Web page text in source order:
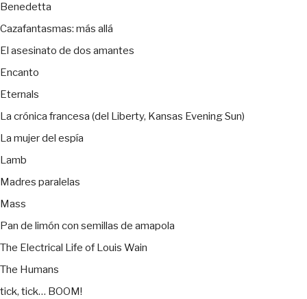
Benedetta
Cazafantasmas: más allá
El asesinato de dos amantes
Encanto
Eternals
La crónica francesa (del Liberty, Kansas Evening Sun)
La mujer del espía
Lamb
Madres paralelas
Mass
Pan de limón con semillas de amapola
The Electrical Life of Louis Wain
The Humans
tick, tick… BOOM!